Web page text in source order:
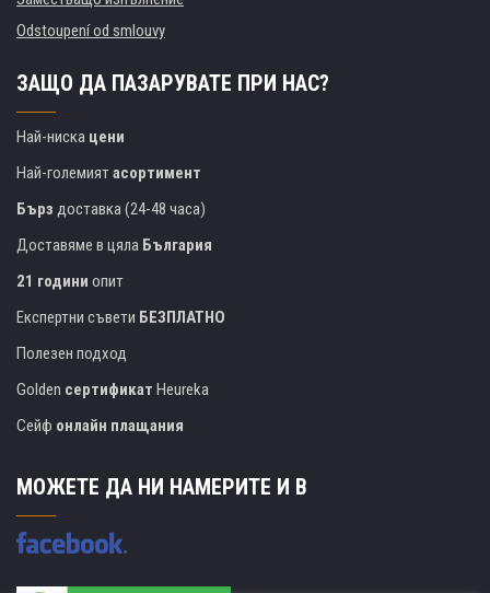
Odstoupení od smlouvy
ЗАЩО ДА ПАЗАРУВАТЕ ПРИ НАС?
Най-ниска цени
Най-големиятасортимент
Бърз доставка (24-48 часа)
Доставяме в цяла България
21 години опит
Експертни съвети БЕЗПЛАТНО
Полезен подход
Golden сертификат Heureka
Сейф онлайн плащания
МОЖЕТЕ ДА НИ НАМЕРИТЕ И В